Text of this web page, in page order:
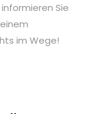
Sie
im Wege!